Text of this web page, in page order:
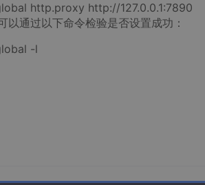
http.proxy http://127.0.0.1:7890
以通过以下命令检验是否设置成功：
-l